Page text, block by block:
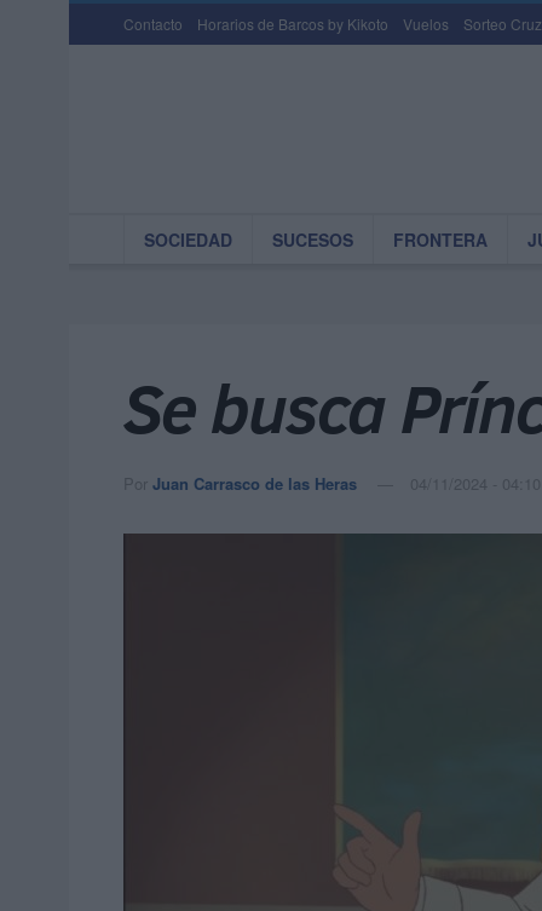
Contacto Horarios de Barcos by Kikoto Vuelos Sorteo
SOCIEDAD SUCESOS FRONTERA
Se busca
Por Juan Carrasco de las Heras 04/11/2024 - 04:10